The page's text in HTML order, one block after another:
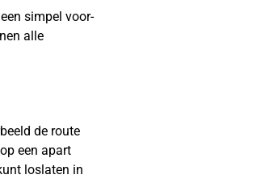
simpel voor-
alle
de route
een apart
loslaten in